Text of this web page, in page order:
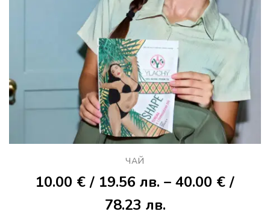
78.23 лв.
ЧАЙ
10.00 €/ 19.56 лв. – 40.00 €/
78.23 лв.Price